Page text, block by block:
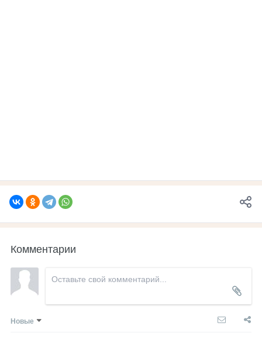
Комментарии
Новые